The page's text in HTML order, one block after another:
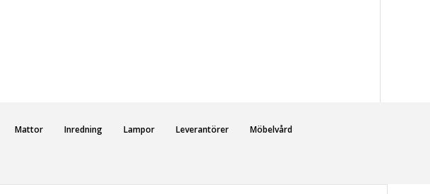
Mattor Inredning Lampor Leverantörer Möbelvård